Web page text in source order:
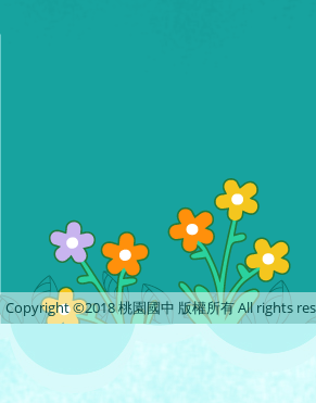
Copyright ©2018 桃園國中 版權所有 All rights